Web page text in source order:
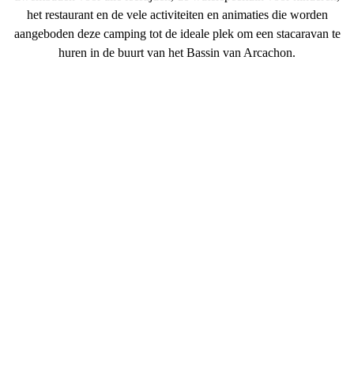
het restaurant en de vele activiteiten en animaties die worden
aangeboden deze camping tot de ideale plek om een stacaravan te
huren in de buurt van het Bassin van Arcachon.